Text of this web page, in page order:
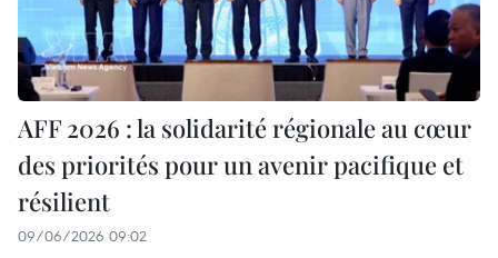
AFF 2026 : la solidarité régionale au cœur
des priorités pour un avenir pacifique et
résilient
09/06/2026 09:02